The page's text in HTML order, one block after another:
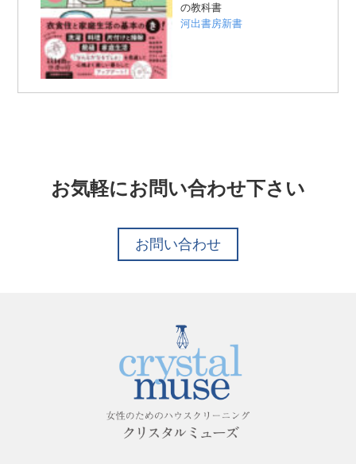
の教科書
河出書房新書
お気軽にお問い合わせ下さい
お問い合わせ